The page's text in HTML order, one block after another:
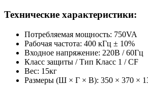
Технические характеристики:
Потребляемая мощность: 750VA
Рабочая частота: 400 кГц ± 10%
Входное напряжение: 220В / 60Гц
Класс защиты / Тип Класс 1 / CF
Вес: 15кг
Размеры (Ш × Г × В): 350 × 370 ×